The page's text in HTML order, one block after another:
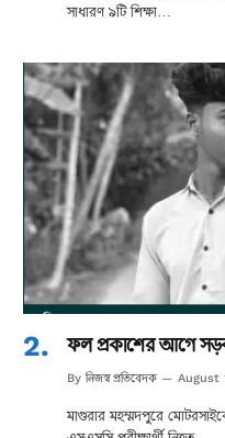
সাধারণ ৯টি শিক্ষা…
ফল প্রকাশের আগে সড়ক
By নিজস্ব প্রতিবেদক August
মাগুরার মহম্মদপুরে